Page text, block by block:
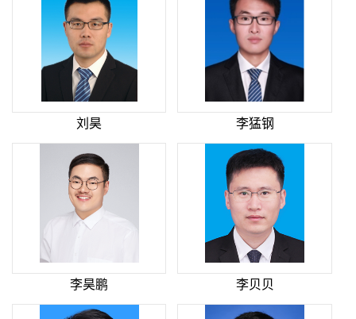
刘昊 李猛钢
李昊鹏 李贝贝